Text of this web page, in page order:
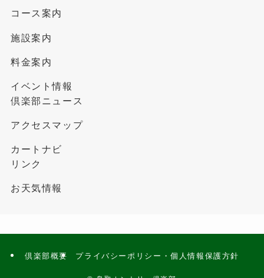
コース案内
施設案内
料金案内
イベント情報
倶楽部ニュース
アクセスマップ
カートナビ
リンク
お天気情報
倶楽部概要 プライバシーポリシー・個人情報保護方針